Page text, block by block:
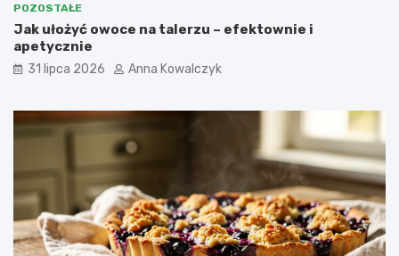
POZOSTAŁE
Jak ułożyć owoce na talerzu – efektownie i
apetycznie
31 lipca 2026 Anna Kowalczyk